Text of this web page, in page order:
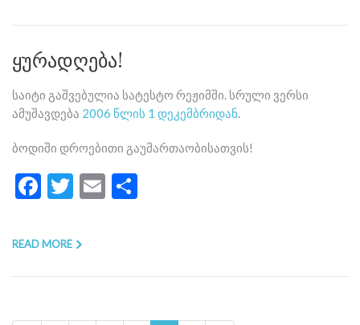
ყურადღება!
საიტი გაშვებულია სატესტო რეჟიმში. სრული ვერსი
ამუშავდება 2006 წლის 1 დეკემბრიდან.
ბოდიში დროებითი გაუმართაობისათვის!
Facebook
Twitter
Email
READ MORE